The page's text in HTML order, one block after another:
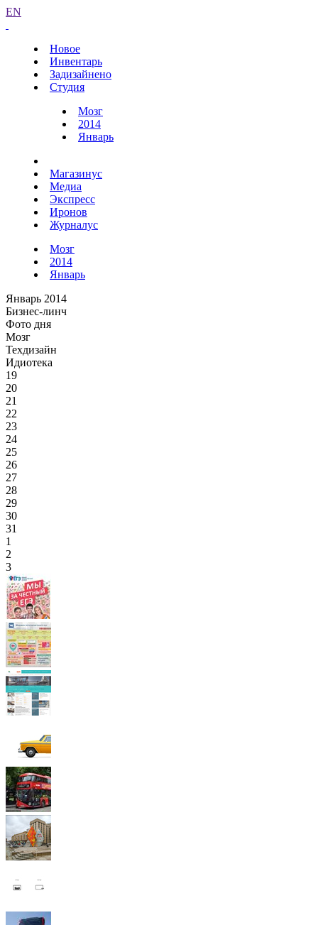
EN
Новое
Инвентарь
Задизайнено
Студия
Мозг
2014
Январь
Магазинус
Медиа
Экспресс
Иронов
Журналус
Мозг
2014
Январь
Январь 2014
Бизнес-линч
Фото дня
Мозг
Техдизайн
Идиотека
19
20
21
22
23
24
25
26
27
28
29
30
31
1
2
3